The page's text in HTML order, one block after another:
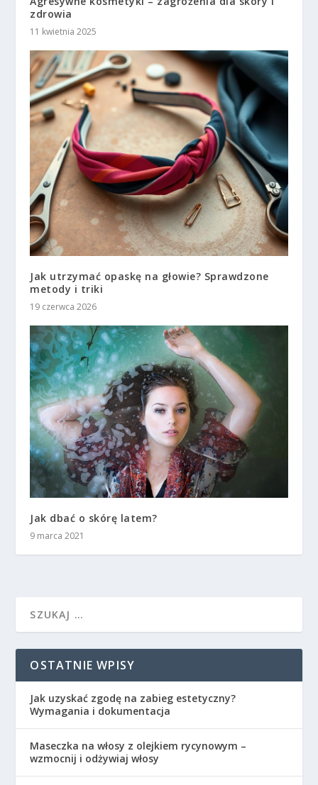
zdrowia
11 kwietnia 2025
Jak utrzymać opaskę na głowie? Sprawdzone
metody i triki
19 czerwca 2026
Jak dbać o skórę latem?
9 marca 2021
OSTATNIE WPISY
Jak uzyskać zgodę na zabieg estetyczny?
Wymagania i dokumentacja
Maseczka na włosy z olejkiem rycynowym –
wzmocnij i odżywiaj włosy